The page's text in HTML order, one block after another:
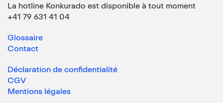
La hotline Konkurado est disponible à tout moment
+41 79 631 41 04
Glossaire
Contact
Déclaration de confidentialité
CGV
Mentions légales